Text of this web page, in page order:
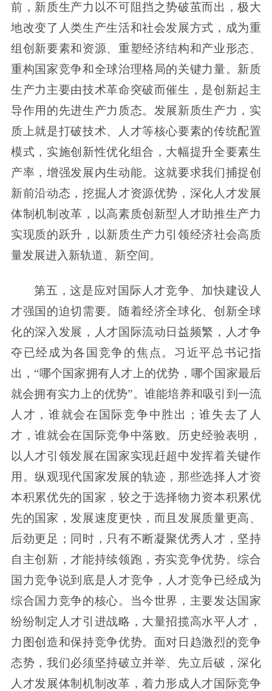
前，新质生产力以不可阻挡之势破茧而出，极大
地改变了人类生产生活和社会发展方式，成为重
组创新要素和资源、重塑经济结构和产业形态、
重构国家竞争和全球治理格局的关键力量。新质
生产力主要由技术革命突破而催生，是创新起主
导作用的先进生产力质态。发展新质生产力，实
质上就是打破技术、人才等核心要素的传统配置
模式，实施创新性优化组合，大幅提升全要素生
产率，增强发展内生动能。这就要求我们捕捉创
新前沿动态，挖掘人才资源优势，深化人才发展
体制机制改革，以高素质创新型人才助推生产力
实现质的跃升，以新质生产力引领经济社会高质
量发展进入新轨道、新空间。
第五，这是应对国际人才竞争、加快建设人
才强国的迫切需要。随着经济全球化、创新全球
化的深入发展，人才国际流动日益频繁，人才争
夺已经成为各国竞争的焦点。习近平总书记指
出，“哪个国家拥有人才上的优势，哪个国家最后
就会拥有实力上的优势”。谁能培养和吸引到一流
人才，谁就会在国际竞争中胜出；谁失去了人
才，谁就会在国际竞争中落败。历史经验表明，
以人才引领发展在国家实现赶超中发挥着关键作
用。纵观现代国家发展的轨迹，那些选择人才资
本积累优先的国家，较之于选择物力资本积累优
先的国家，发展速度更快，而且发展质量更高、
后劲更足；同时，只有不断凝聚优秀人才，坚持
自主创新，才能持续领跑，夯实竞争优势。综合
国力竞争说到底是人才竞争，人才竞争已经成为
综合国力竞争的核心。当今世界，主要发达国家
纷纷制定人才引进战略，大量招揽高水平人才，
力图创造和保持竞争优势。面对日趋激烈的竞争
态势，我们必须坚持破立并举、先立后破，深化
人才发展体制机制改革，着力形成人才国际竞争